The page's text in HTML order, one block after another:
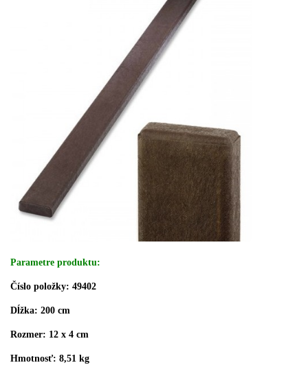
Parametre produktu:
Číslo položky: 49402
Dĺžka: 200 cm
Rozmer: 12 x 4 cm
Hmotnosť: 8,51 kg